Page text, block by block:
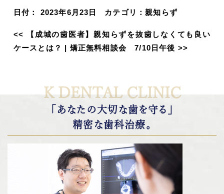
日付： 2023年6月23日 カテゴリ：親知らず
<< 【成城の歯医者】親知らずを抜歯しなくても良い
ケースとは？ | 矯正無料相談会 7/10日午後 >>
K DENTAL CLINIC
「あなたの大切な歯を守る」
精密な歯科治療。